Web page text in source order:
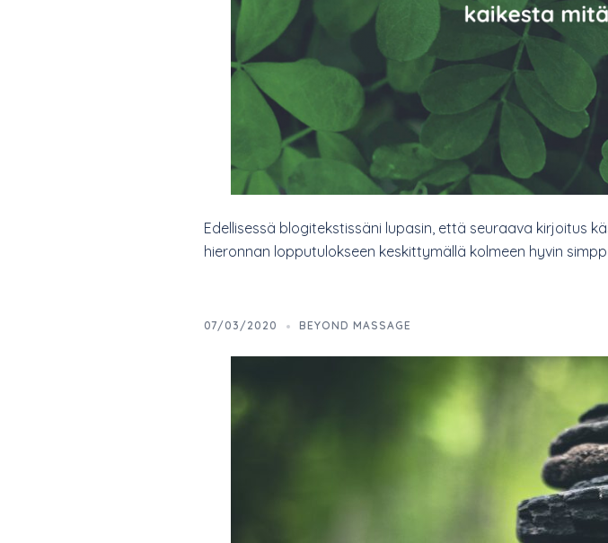
Edellisessä blogitekstissäni lupasin, että seuraava kirjoitus
hieronnan lopputulokseen keskittymällä kolmeen hyvin
07/03/2020 BEYOND MASSAGE